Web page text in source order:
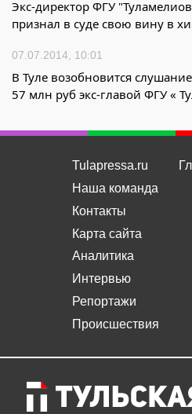
Экс-директор ФГУ
признал в суде свою вину в
07.07.2014, 10:01
В Туле возобновится
57 млн руб экс-главой ФГУ «
Tulapressa.ru
Наша команда
Контакты
Карта сайта
Аналитика
Интервью
Репортажи
Происшествия